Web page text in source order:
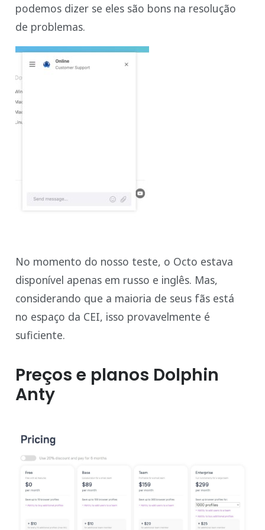
podemos dizer se eles são bons na resolução
de problemas.
No momento do nosso teste, o Octo estava
disponível apenas em russo e inglês. Mas,
considerando que a maioria de seus fãs está
no espaço da CEI, isso provavelmente é
suficiente.
Preços e planos Dolphin
Anty